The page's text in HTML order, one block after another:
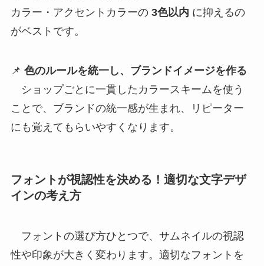
カラー・アクセントカラーの 3色以内 に抑えるの
がベストです。
📌 色のルールを統一し、ブランドイメージを作る
ショップごとに一貫したカラースキームを使う
ことで、ブランドの統一感が生まれ、リピーター
にも覚えてもらいやすくなります。
フォントが視認性を決める！適切な文字デザ
インの考え方
フォントの選び方ひとつで、サムネイルの視認
性や印象が大きく変わります。適切なフォントを